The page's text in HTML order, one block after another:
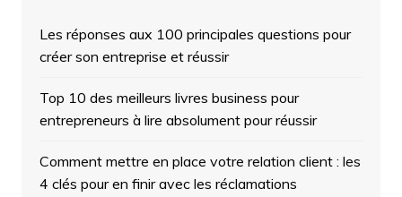
Les réponses aux 100 principales questions pour
créer son entreprise et réussir
Top 10 des meilleurs livres business pour
entrepreneurs à lire absolument pour réussir
Comment mettre en place votre relation client : les
4 clés pour en finir avec les réclamations